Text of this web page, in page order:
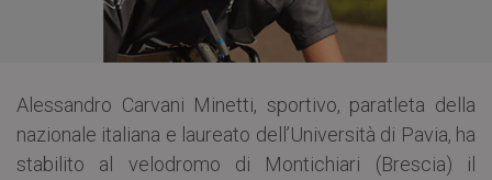
Alessandro Carvani Minetti, sportivo, paratleta della
nazionale italiana e laureato dell’Università di Pavia, ha
stabilito al velodromo di Montichiari (Brescia) il